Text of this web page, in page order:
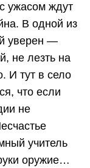
ужасом ждут
В одной из
уверен —
не лезть на
И тут в село
что если
не
учитель
оружие…